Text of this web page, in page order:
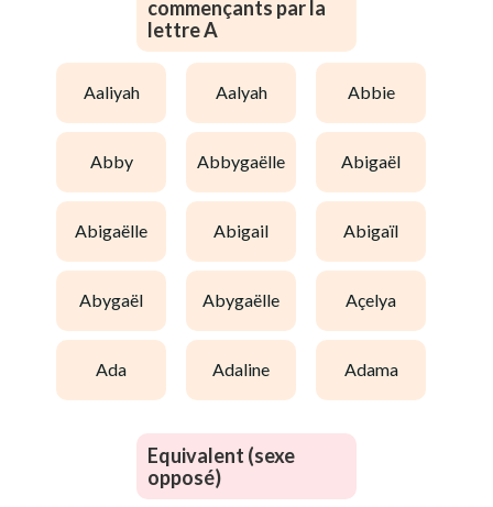
commençants par la
lettre A
aaliyah aalyah abbie
abby abbygaëlle abigaël
abigaëlle abigail abigaïl
abygaël abygaëlle açelya
ada adaline adama
Equivalent (sexe
opposé)